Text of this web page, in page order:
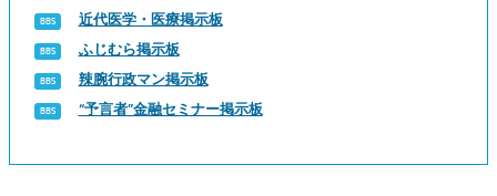
近代医学・医療掲示板
ふじむら掲示板
辣腕行政マン掲示板
“予言者”金融セミナー掲示板